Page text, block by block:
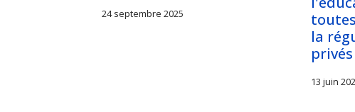
24 septembre 2025
la
privés
13 juin